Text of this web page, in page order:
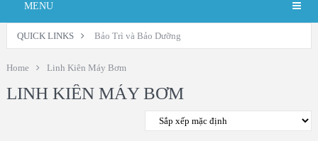
MENU
QUICK LINKS Bảo Trì và Bảo Dưỡng
Home Linh Kiên Máy Bơm
LINH KIÊN MÁY BƠM